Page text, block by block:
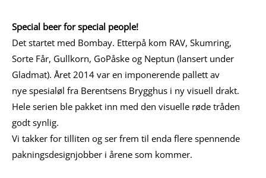
Special beer for special people!
Det startet med Bombay. Etterpå kom RAV, Skumring,
Sorte Får, Gullkorn, GoPåske og Neptun (lansert under
Gladmat). Året 2014 var en imponerende pallett av
nye spesialøl fra Berentsens Brygghus i ny visuell drakt.
Hele serien ble pakket inn med den visuelle røde tråden
godt synlig.
Vi takker for tilliten og ser frem til enda flere spennende
pakningsdesignjobber i årene som kommer.